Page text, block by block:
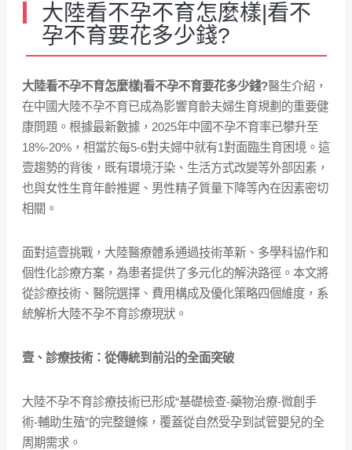
大陸看不孕不育怎麼樣|看不
孕不育要花多少錢?
大陸看不孕不育怎麼樣|看不孕不育要花多少錢?醫生介紹，
在中國大陸不孕不育已成為影響育齡夫婦生育規劃的重要健
康問題。根據最新數據，2025年中國不孕不育率已攀升至
18%-20%，相當於每5-6對夫婦中就有1對面臨生育困境。這
壹趨勢的背後，既有環境汙染、生活方式改變等外部因素，
也與女性生育年齡推遲、男性精子質量下降等內在因素密切
相關。
面對這壹挑戰，大陸醫療體系通過技術革新、多學科協作和
個性化診療方案，為患者提供了多元化的解決路徑。本文將
從診療技術、醫院選擇、費用構成及優化策略四個維度，系
統解析大陸不孕不育診療現狀。
壹、診療技術：從傳統到前沿的全面突破
大陸不孕不育診療技術已形成“基礎檢查-藥物治療-微創手
術-輔助生殖”的完整鏈條，覆蓋從自然受孕到試管嬰兒的全
周期需求。